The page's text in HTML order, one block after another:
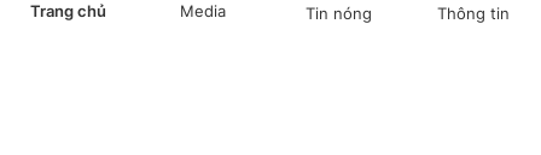
Trang chủ Media Tin nóng Thông tin